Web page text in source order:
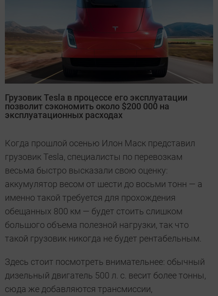
Грузовик Tesla в процессе его эксплуатации
позволит сэкономить около $200 000 на
эксплуатационных расходах
Когда прошлой осенью Илон Маск представил
грузовик Tesla, специалисты по перевозкам
весьма быстро высказали свою оценку:
аккумулятор весом от шести до восьми тонн — а
именно такой требуется для прохождения
обещанных 800 км — будет стоить слишком
большого объема полезной нагрузки, так что
такой грузовик никогда не будет рентабельным.
Здесь стоит посмотреть внимательнее: обычный
дизельный двигатель 500 л. с. весит более тонны,
сюда же добавляются трансмиссии,